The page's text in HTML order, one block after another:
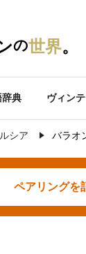
の世界。
辞典 ヴィン
シア バラオ
ペアリングを